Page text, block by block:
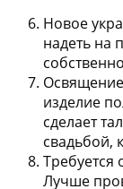
Новое
надеть на
изделие
сделает
свадьбой,
Лучше